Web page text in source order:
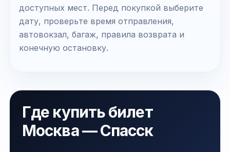
доступных мест. Перед покупкой выберите
дату, проверьте время отправления,
автовокзал, багаж, правила возврата и
конечную остановку.
Где купить билет
Москва — Спасск